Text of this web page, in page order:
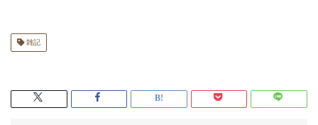
雑記
【焙煎士歴16年のプロが